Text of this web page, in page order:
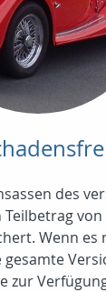
des
Wenn es
zur